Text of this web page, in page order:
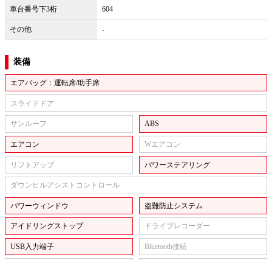
車台番号下3桁 604
その他 -
装備
エアバッグ：運転席/助手席
スライドドア
サンルーフ ABS
エアコン Wエアコン
リフトアップ パワーステアリング
ダウンヒルアシストコントロール
パワーウィンドウ 盗難防止システム
アイドリングストップ ドライブレコーダー
USB入力端子 Bluetooth接続